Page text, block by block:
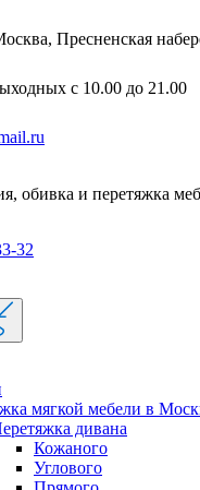
Пресненская
с 10.00 до 21.00
обивка и перетяжка
32
мягкой мебели в
дивана
Кожаного
Углового